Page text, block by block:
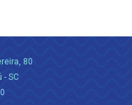
80
- SC